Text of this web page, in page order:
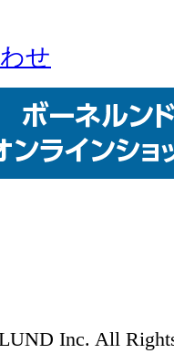
せ
Inc. All